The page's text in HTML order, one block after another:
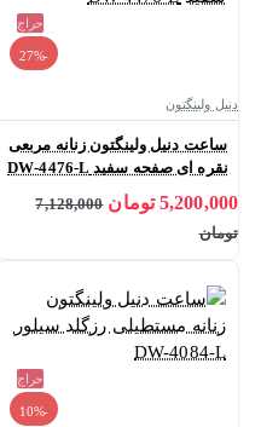
حراج
-27%
دنیل ولینگتون
ساعت دنیل ولینگتون زنانه مربعی
نقره ای صفحه سفید DW-4476-L
5,200,000 تومان
7,128,000
تومان
حراج
-10%